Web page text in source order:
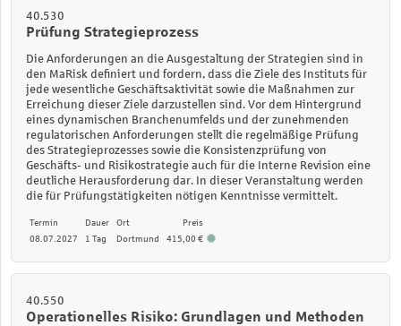
40.530
Prüfung Strategieprozess
Die Anforderungen an die Ausgestaltung der Strategien sind in
den MaRisk definiert und fordern, dass die Ziele des Instituts für
jede wesentliche Geschäftsaktivität sowie die Maßnahmen zur
Erreichung dieser Ziele darzustellen sind. Vor dem Hintergrund
eines dynamischen Branchenumfelds und der zunehmenden
regulatorischen Anforderungen stellt die regelmäßige Prüfung
des Strategieprozesses sowie die Konsistenzprüfung von
Geschäfts- und Risikostrategie auch für die Interne Revision eine
deutliche Herausforderung dar. In dieser Veranstaltung werden
die für Prüfungstätigkeiten nötigen Kenntnisse vermittelt.
Termin Dauer Ort
Preis
08.07.2027
1 Tag Dortmund 415,00 €
40.550
Operationelles Risiko: Grundlagen und Methoden